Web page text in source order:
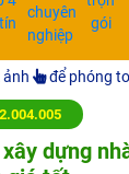
ảnh để phóng to
dựng